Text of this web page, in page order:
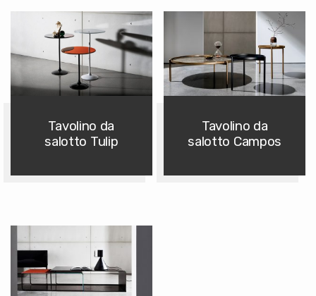
Tavolino da
salotto Tulip
Tavolino da
salotto Campos